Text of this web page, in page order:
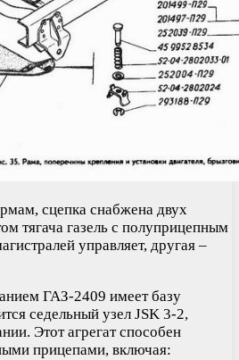
сцепка снабжена двух
тягача газель с полуприцепным
управляет, другая –
ГАЗ-2409 имеет базу
седельный узел JSK 3-2,
Этот агрегат способен
прицепами, включая: